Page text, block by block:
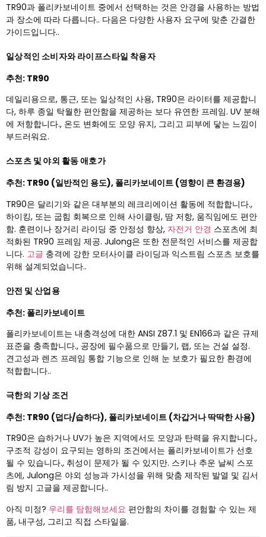
TR90과 폴리카보네이트 중에서 선택하는 것은 안경을 사용하는 방법
과 장소에 따라 다릅니다.. 다음은 다양한 사용자 요구에 맞춘 간결한
가이드입니다..
일상적인 소비자와 라이프스타일 착용자
추천: TR90
데일리용으로, 통근, 또는 일상적인 사용, TR90은 라이터를 제공합니
다, 하루 종일 탁월한 편안함을 제공하는 보다 유연한 프레임. UV 분해
에 저항합니다., 온도 변화에도 모양 유지, 그리고 피부에 닿는 느낌이
부드러워요.
스포츠 및 야외 활동 애호가
추천: TR90 (일반적인 용도), 폴리카보네이트 (영향이 큰 환경용)
TR90은 달리기와 같은 대부분의 레크리에이션 활동에 적합합니다.,
하이킹, 또는 굽힘 회복으로 인해 사이클링, 땀 저항, 움직임에도 편안
함. 훈련이나 장거리 라이딩 중 안정성 향상, 자전거 안경 스포츠에 최
적화된 TR90 프레임 제공. Julong은 또한 전문적인 서비스를 제공합
니다. 고글 충격에 강한 모터사이클 라이딩과 익스트림 스포츠 보호를
위해 설계되었습니다..
안전 및 산업용
추천: 폴리카보네이트
폴리카보네이트는 내충격성에 대한 ANSI Z87.1 및 EN166과 같은 규제
표준을 충족합니다., 공장에 필수품으로 만들기, 랩, 또는 건설 설정.
견고성과 렌즈 프레임 통합 기능으로 인해 눈 보호가 필요한 환경에
적합합니다..
극한의 기상 조건
추천: TR90 (덥다/습하다), 폴리카보네이트 (차갑거나 딱딱한 사용)
TR90은 습하거나 UV가 높은 지역에서도 모양과 탄력을 유지합니다.,
구조적 강성이 요구되는 영하의 조건에서는 폴리카보네이트가 선호
될 수 있습니다., 취성이 문제가 될 수 있지만. 스키나 추운 날씨 스포
츠에, Julong은 야외 성능과 가시성을 위해 맞춤 제작된 발열 및 김서
림 방지 고글을 제공합니다..
아직 미정? 우리를 탐험해보세요 편안함의 차이를 경험할 수 있는 제
품, 내구성, 그리고 직접 스타일을.